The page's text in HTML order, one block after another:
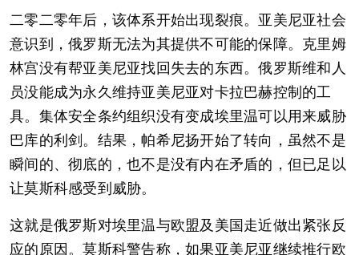
二零二零年后，该体系开始出现裂痕。亚美尼亚社会
意识到，俄罗斯无法为其提供不可能的保障。克里姆
林宫没有帮亚美尼亚找回失去的东西。俄罗斯维和人
员没能成为永久维持亚美尼亚对卡拉巴赫控制的工
具。集体安全条约组织没有变成埃里温可以用来威胁
巴库的利剑。结果，帕希尼扬开始了转向，虽然不是
瞬间的、彻底的，也不是没有内在矛盾的，但已足以
让莫斯科感受到威胁。
这就是俄罗斯对埃里温与欧盟及美国走近做出紧张反
应的原因。莫斯科警告称，如果亚美尼亚继续推行欧